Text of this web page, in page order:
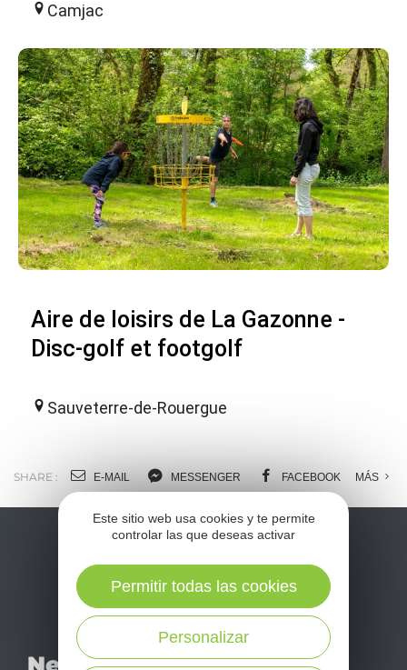
Camjac
Aire de loisirs de La Gazonne -
Disc-golf et footgolf
Sauveterre-de-Rouergue
SHARE : E-MAIL MESSENGER FACEBOOK MÁS
Newsletter
No se pierda nuestro
Este sitio web usa cookies y te permite
controlar las que deseas activar
Personalizar
Permitir todas las cookies